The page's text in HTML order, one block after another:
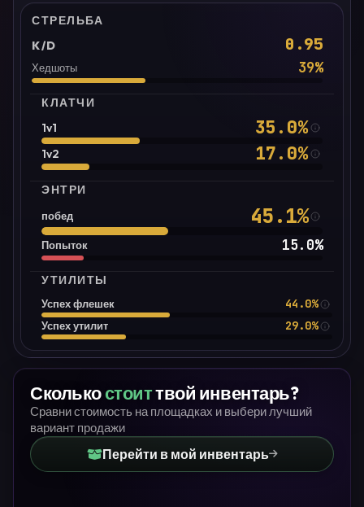
СТРЕЛЬБА
K/D
0.95
Хедшоты 39%
КЛАТЧИ
1v1
35.0%
1v2 17.0%
ЭНТРИ
побед 45.1%
Попыток 15.0%
УТИЛИТЫ
Успех флешек 44.0%
Успех утилит 29.0%
Сколькостоиттвой инвентарь?
Сравни стоимость на площадках и выбери лучший
вариант продажи
Перейти в мой инвентарь